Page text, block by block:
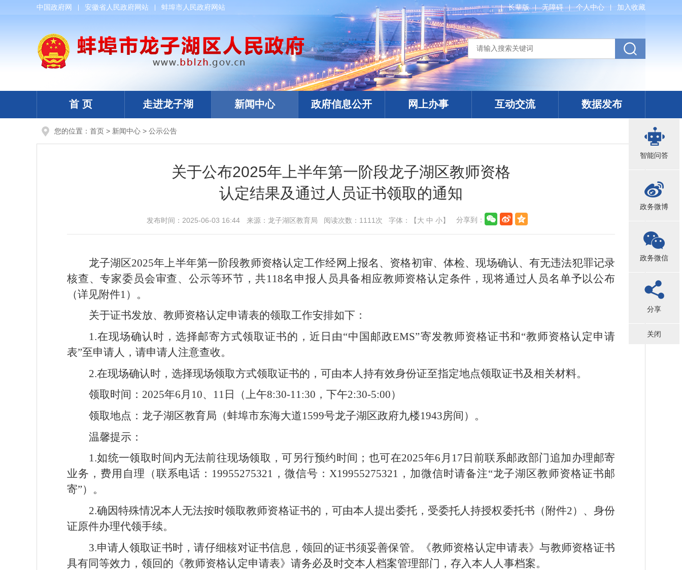
中国政府网 安徽省人民政府网站 蚌埠市人民政府网站 长辈版 无障碍 个人中心 加入收藏
首 页 走进龙子湖 新闻中心 政府信息公开 网上办事 互动交流 数据发布
您的位置： 首页 > 新闻中心 > 公示公告
关于公布2025年上半年第一阶段龙子湖区教师资格
认定结果及通过人员证书领取的通知
发布时间： 2025-06-03 16:44 来源： 龙子湖区教育局 阅读次数： 1111 次 字体：【大 中 小】 分享到：
龙子湖区2025年上半年第一阶段教师资格认定工作经网上报名、资格初审、体检、现场确认、有无违法犯罪记录
核查、专家委员会审查、公示等环节，共118名申报人员具备相应教师资格认定条件，现将通过人员名单予以公布
（详见附件1）。
关于证书发放、教师资格认定申请表的领取工作安排如下：
1.在现场确认时，选择邮寄方式领取证书的，近日由“中国邮政EMS”寄发教师资格证书和“教师资格认定申请
表”至申请人，请申请人注意查收。
2.在现场确认时，选择现场领取方式领取证书的，可由本人持有效身份证至指定地点领取证书及相关材料。
领取时间：2025年6月10、11日（上午8:30-11:30，下午2:30-5:00）
领取地点：龙子湖区教育局（蚌埠市东海大道1599号龙子湖区政府九楼1943房间）。
温馨提示：
1.如统一领取时间内无法前往现场领取，可另行预约时间；也可在2025年6月17日前联系邮政部门追加办理邮寄
业务，费用自理（联系电话：19955275321，微信号：X19955275321，加微信时请备注“龙子湖区教师资格证书邮
寄”）。
2.确因特殊情况本人无法按时领取教师资格证书的，可由本人提出委托，受委托人持授权委托书（附件2）、身份
证原件办理代领手续。
3.申请人领取证书时，请仔细核对证书信息，领回的证书须妥善保管。《教师资格认定申请表》与教师资格证书
具有同等效力，领回的《教师资格认定申请表》请务必及时交本人档案管理部门，存入本人人事档案。
智能问答
政务微博
政务微信
分享
关闭